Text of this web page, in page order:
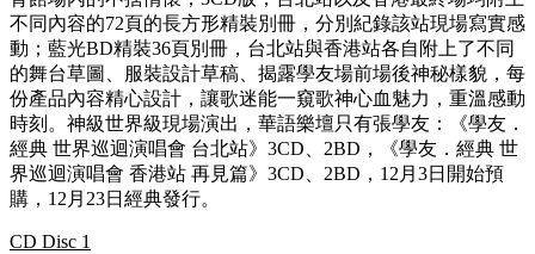
不同內容的72頁的長方形精裝別冊，分別紀錄該站現場寫實感
動；藍光BD精裝36頁別冊，台北站與香港站各自附上了不同
的舞台草圖、服裝設計草稿、揭露學友場前場後神秘樣貌，每
份產品內容精心設計，讓歌迷能一窺歌神心血魅力，重溫感動
時刻。神級世界級現場演出，華語樂壇只有張學友：《學友．
經典 世界巡迴演唱會 台北站》3CD、2BD，《學友．經典 世
界巡迴演唱會 香港站 再見篇》3CD、2BD，12月3日開始預
購，12月23日經典發行。
CD Disc 1